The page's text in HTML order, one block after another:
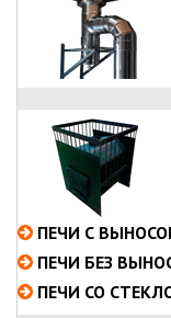
ПЕЧИ С
ПЕЧИ БЕЗ
ПЕЧИ СО